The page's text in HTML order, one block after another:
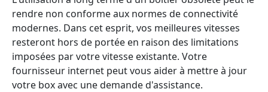
rendre non conforme aux normes de connectivité
modernes. Dans cet esprit, vos meilleures vitesses
resteront hors de portée en raison des limitations
imposées par votre vitesse existante. Votre
fournisseur internet peut vous aider à mettre à jour
votre box avec une demande d'assistance.